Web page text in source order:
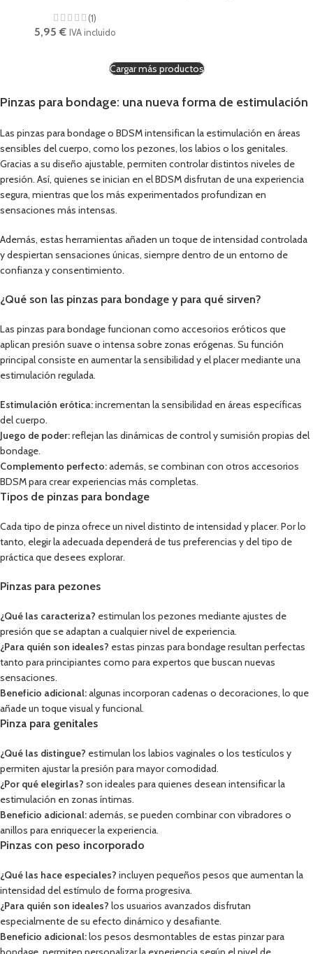
(1)
5,95€ IVA incluido
Cargar más productos
Pinzas para bondage: una nueva forma de estimulación
Las pinzas para bondage o BDSM intensifican la estimulación en áreas
sensibles del cuerpo, como los pezones, los labios o los genitales.
Gracias a su diseño ajustable, permiten controlar distintos niveles de
presión. Así, quienes se inician en el BDSM disfrutan de una experiencia
segura, mientras que los más experimentados profundizan en
sensaciones más intensas.
Además, estas herramientas añaden un toque de intensidad controlada
y despiertan sensaciones únicas, siempre dentro de un entorno de
confianza y consentimiento.
¿Qué son las pinzas para bondage y para qué sirven?
Las pinzas para bondage funcionan como accesorios eróticos que
aplican presión suave o intensa sobre zonas erógenas. Su función
principal consiste en aumentar la sensibilidad y el placer mediante una
estimulación regulada.
Estimulación erótica:incrementan la sensibilidad en áreas específicas
del cuerpo.
Juego de poder:reflejan las dinámicas de control y sumisión propias del
bondage.
Complemento perfecto:además, se combinan con otros accesorios
BDSM para crear experiencias más completas.
Tipos de pinzas para bondage
Cada tipo de pinza ofrece un nivel distinto de intensidad y placer. Por lo
tanto, elegir la adecuada dependerá de tus preferencias y del tipo de
práctica que desees explorar.
Pinzas para pezones
¿Qué las caracteriza? estimulan los pezones mediante ajustes de
presión que se adaptan a cualquier nivel de experiencia.
¿Para quién son ideales? estas pinzas para bondage resultan perfectas
tanto para principiantes como para expertos que buscan nuevas
sensaciones.
Beneficio adicional:algunas incorporan cadenas o decoraciones, lo que
añade un toque visual y funcional.
Pinza para genitales
¿Qué las distingue? estimulan los labios vaginales o los testículos y
permiten ajustar la presión para mayor comodidad.
¿Por qué elegirlas? son ideales para quienes desean intensificar la
estimulación en zonas íntimas.
Beneficio adicional:además, se pueden combinar con vibradores o
anillos para enriquecer la experiencia.
Pinzas con peso incorporado
¿Qué las hace especiales? incluyen pequeños pesos que aumentan la
intensidad del estímulo de forma progresiva.
¿Para quién son ideales? los usuarios avanzados disfrutan
especialmente de su efecto dinámico y desafiante.
Beneficio adicional:los pesos desmontables de estas pinzar para